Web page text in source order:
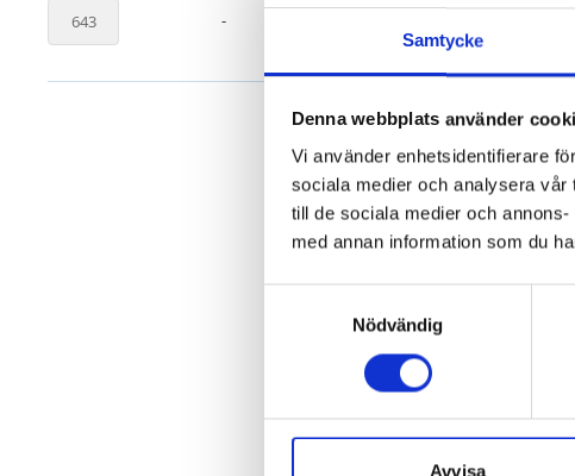
Samtycke
Denna webbplats använder
Vi använder enhetsidentifierare
sociala medier och analysera vår
till de sociala medier och
med annan information som du
Nödvändig
Avvisa
-
Från3